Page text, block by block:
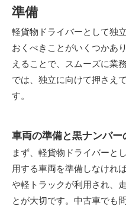
準備
軽貨物ドライバーとして独
おくべきことがいくつかあ
えることで、スムーズに業
では、独立に向けて押さえ
す。
車両の準備と黒ナンバー
まず、軽貨物ドライバーと
用する車両を準備しなけれ
や軽トラックが利用され、
とが大切です。中古車でも